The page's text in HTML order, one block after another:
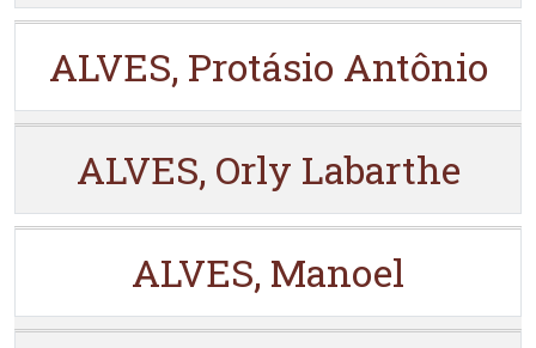
ALVES, Protásio Antônio
ALVES, Orly Labarthe
ALVES, Manoel